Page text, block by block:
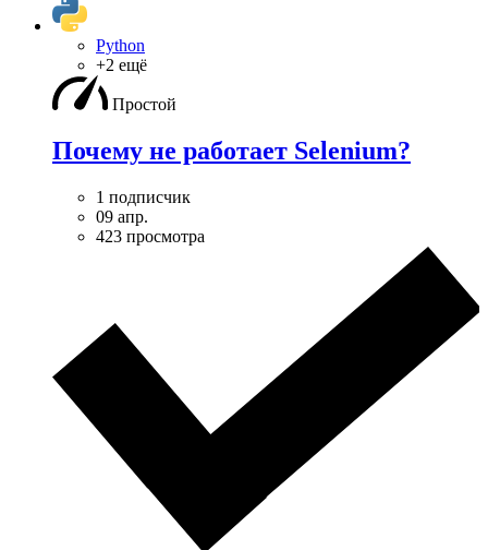
Python
+2 ещё
Простой
Почему не работает Selenium?
1 подписчик
09 апр.
423 просмотра